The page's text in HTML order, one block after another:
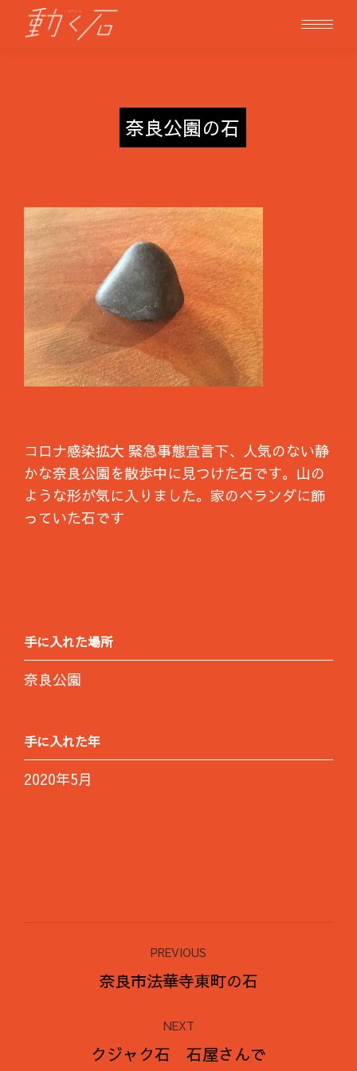
奈良公園の石
コロナ感染拡大 緊急事態宣言下、人気のない静
かな奈良公園を散歩中に見つけた石です。山の
ような形が気に入りました。家のベランダに飾
っていた石です
手に入れた場所
奈良公園
手に入れた年
2020年5月
Project
navigation
PREVIOUS
Previous
奈良市法華寺東町の石
NEXT
Next
クジャク石 石屋さんで